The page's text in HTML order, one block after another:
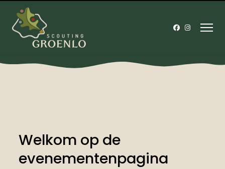
Welkom op de
evenementenpagina